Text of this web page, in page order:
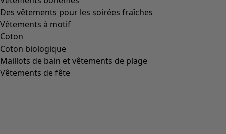
Des vêtements pour les soirées fraîches
Vêtements à motif
Coton
Coton biologique
Maillots de bain et vêtements de plage
Vêtements de fête